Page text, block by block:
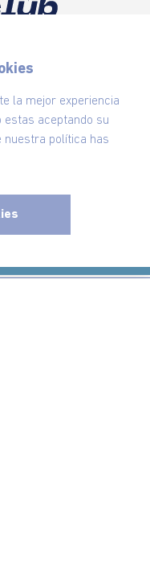
la mejor experiencia
estas aceptando su
nuestra política has
y recibe
en moda